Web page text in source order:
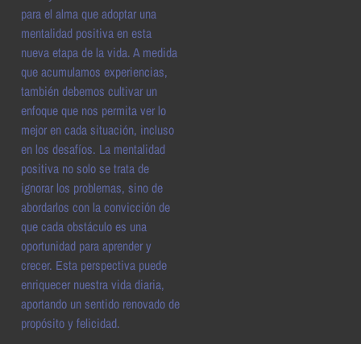
para el alma que adoptar una
mentalidad positiva en esta
nueva etapa de la vida. A medida
que acumulamos experiencias,
también debemos cultivar un
enfoque que nos permita ver lo
mejor en cada situación, incluso
en los desafíos. La mentalidad
positiva no solo se trata de
ignorar los problemas, sino de
abordarlos con la convicción de
que cada obstáculo es una
oportunidad para aprender y
crecer. Esta perspectiva puede
enriquecer nuestra vida diaria,
aportando un sentido renovado de
propósito y felicidad.